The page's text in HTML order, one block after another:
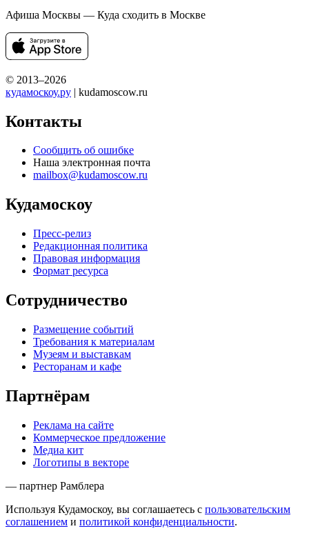
Афиша Москвы — Куда сходить в Москве
© 2013–2026
кудамоскоу.ру | kudamoscow.ru
Контакты
Сообщить об ошибке
Наша электронная почта
mailbox@kudamoscow.ru
Кудамоскоу
Пресс-релиз
Редакционная политика
Правовая информация
Формат ресурса
Сотрудничество
Размещение событий
Требования к материалам
Музеям и выставкам
Ресторанам и кафе
Партнёрам
Реклама на сайте
Коммерческое предложение
Медиа кит
Логотипы в векторе
— партнер Рамблера
Используя Кудамоскоу, вы соглашаетесь с пользовательским
соглашением и политикой конфиденциальности.